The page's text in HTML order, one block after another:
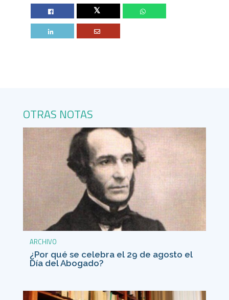
Twitter
OTRAS NOTAS
ARCHIVO
¿Por qué se celebra el 29 de agosto el
Día del Abogado?